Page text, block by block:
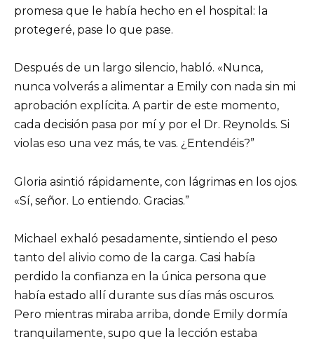
promesa que le había hecho en el hospital: la
protegeré, pase lo que pase.
Después de un largo silencio, habló. «Nunca,
nunca volverás a alimentar a Emily con nada sin mi
aprobación explícita. A partir de este momento,
cada decisión pasa por mí y por el Dr. Reynolds. Si
violas eso una vez más, te vas. ¿Entendéis?”
Gloria asintió rápidamente, con lágrimas en los ojos.
«Sí, señor. Lo entiendo. Gracias.”
Michael exhaló pesadamente, sintiendo el peso
tanto del alivio como de la carga. Casi había
perdido la confianza en la única persona que
había estado allí durante sus días más oscuros.
Pero mientras miraba arriba, donde Emily dormía
tranquilamente, supo que la lección estaba